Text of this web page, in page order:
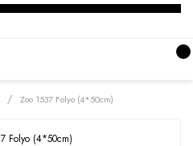
Zoo 1537 Folyo (4*50cm)